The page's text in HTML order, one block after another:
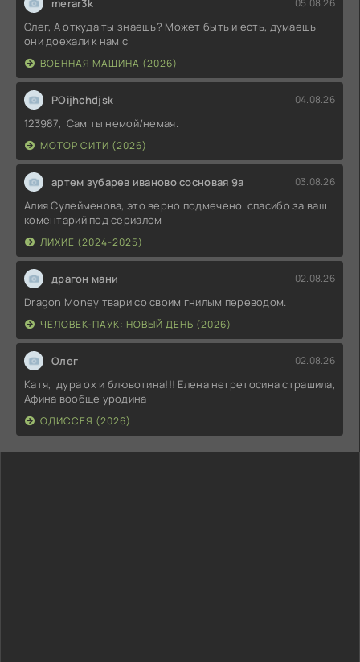
merar3k 05.08.26
Олег, А откуда ты знаешь? Может быть и есть, думаешь
они доехали к нам с
ВОЕННАЯ МАШИНА (2026)
POijhchdjsk 04.08.26
123987, Сам ты немой/немая.
МОТОР СИТИ (2026)
артем зубарев иваново сосновая 9а 03.08.26
Алия Сулейменова, это верно подмечено. спасибо за ваш
коментарий под сериалом
ЛИХИЕ (2024-2025)
драгон мани 02.08.26
Dragon Money твари со своим гнилым переводом.
ЧЕЛОВЕК-ПАУК: НОВЫЙ ДЕНЬ (2026)
Олег 02.08.26
Катя, дура ох и блювотина!!! Елена негретосина страшила,
Афина вообще уродина
ОДИССЕЯ (2026)